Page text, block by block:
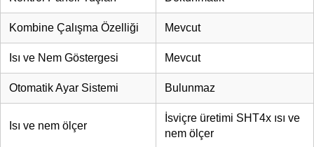
Kombine Çalışma Özelliği Mevcut
Isı ve Nem Göstergesi Mevcut
Otomatik Ayar Sistemi Bulunmaz
Isı ve nem ölçer
İsviçre üretimi SHT4x ısı ve
nem ölçer